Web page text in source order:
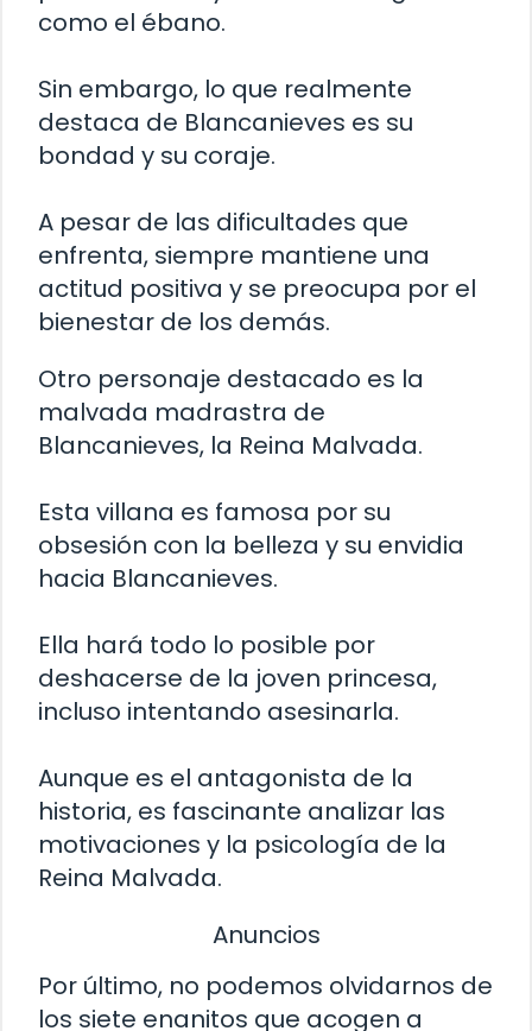
como el ébano.
Sin embargo, lo que realmente
destaca de Blancanieves es su
bondad y su coraje.
A pesar de las dificultades que
enfrenta, siempre mantiene una
actitud positiva y se preocupa por el
bienestar de los demás.
Otro personaje destacado es la
malvada madrastra de
Blancanieves, la Reina Malvada.
Esta villana es famosa por su
obsesión con la belleza y su envidia
hacia Blancanieves.
Ella hará todo lo posible por
deshacerse de la joven princesa,
incluso intentando asesinarla.
Aunque es el antagonista de la
historia, es fascinante analizar las
motivaciones y la psicología de la
Reina Malvada.
Anuncios
Por último, no podemos olvidarnos de
los siete enanitos que acogen a